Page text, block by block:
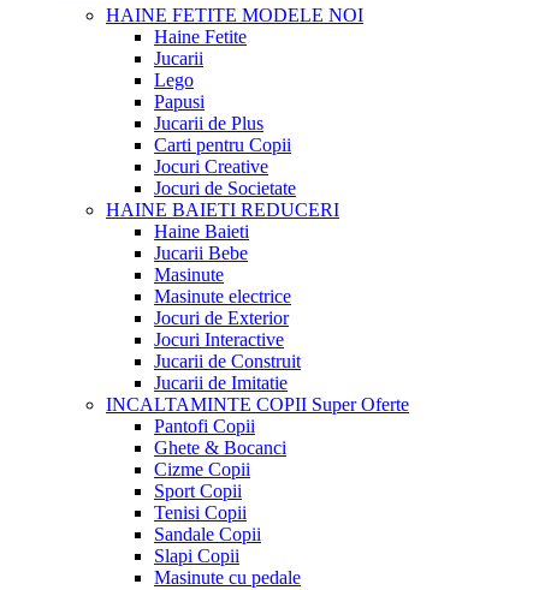
HAINE FETITE MODELE NOI
Haine Fetite
Jucarii
Lego
Papusi
Jucarii de Plus
Carti pentru Copii
Jocuri Creative
Jocuri de Societate
HAINE BAIETI REDUCERI
Haine Baieti
Jucarii Bebe
Masinute
Masinute electrice
Jocuri de Exterior
Jocuri Interactive
Jucarii de Construit
Jucarii de Imitatie
INCALTAMINTE COPII Super Oferte
Pantofi Copii
Ghete & Bocanci
Cizme Copii
Sport Copii
Tenisi Copii
Sandale Copii
Slapi Copii
Masinute cu pedale